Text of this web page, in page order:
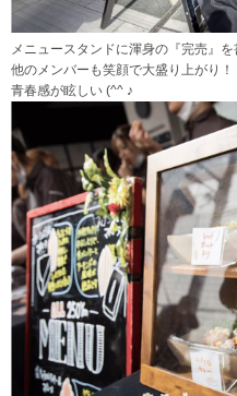
メニュースタンドに渾身の『完売』を
他のメンバーも笑顔で大盛り上がり！
青春感が眩しい (^^ ♪